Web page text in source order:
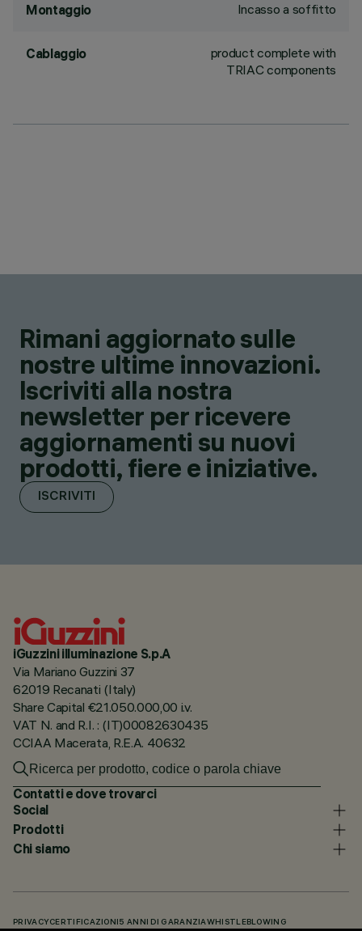
Montaggio Incasso a soffitto
Cablaggio
product complete with
TRIAC components
Rimani aggiornato sulle
nostre ultime innovazioni.
Iscriviti alla nostra
newsletter per ricevere
aggiornamenti su nuovi
prodotti, fiere e iniziative.
ISCRIVITI
iGuzzini illuminazione S.p.A
Via Mariano Guzzini 37
62019 Recanati (Italy)
Share Capital €21.050.000,00 i.v.
VAT N. and R.I. : (IT)00082630435
CCIAA Macerata, R.E.A. 40632
Contatti e dove trovarci
Social
Prodotti
Chi siamo
PRIVACY CERTIFICAZIONI 5 ANNI DI GARANZIAWHISTLEBLOWING